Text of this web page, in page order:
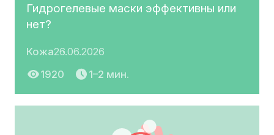
Гидрогелевые маски эффективны или
нет?
Кожа26.06.2026
1920
1–2 мин.